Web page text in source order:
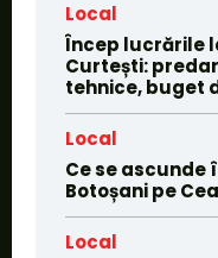
Local
Încep lucrările
Curtești:
tehnice, buget
Local
Ce se ascunde
Botoșani pe
Local